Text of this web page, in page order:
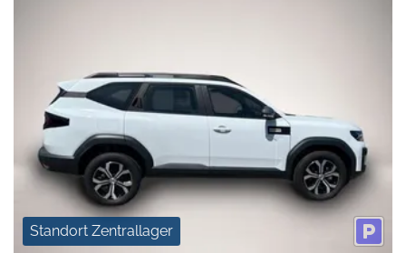
Standort Zentrallager